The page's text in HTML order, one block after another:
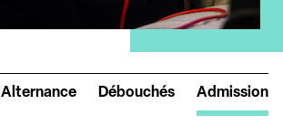
Alternance Débouchés Admission